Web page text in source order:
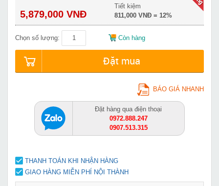
5,879,000 VNĐ
Tiết kiệm
811,000 VNĐ = 12%
Chọn số lượng: Còn hàng
Đặt mua
BÁO GIÁ NHANH
Đặt hàng qua điện thoại
0972.888.247
0907.513.315
THANH TOÁN KHI NHẬN HÀNG
GIAO HÀNG MIỄN PHÍ NỘI THÀNH